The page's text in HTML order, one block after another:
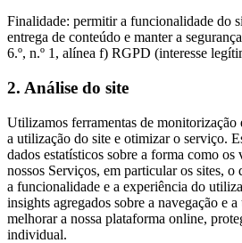
Finalidade: permitir a funcionalidade do
entrega de conteúdo e manter a
6.º, n.º 1, alínea f) RGPD (interesse
2. Análise do site
Utilizamos ferramentas de monitorização
a utilização do site e otimizar o serviço.
dados estatísticos sobre a forma como os
nossos Serviços, em particular os sites, o
a funcionalidade e a experiência do
insights agregados sobre a navegação e
melhorar a nossa plataforma online,
individual.